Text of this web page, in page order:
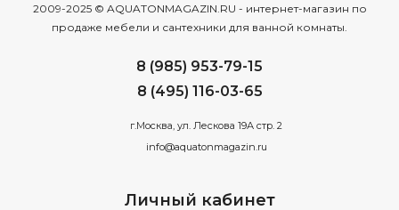
2009-2025 © AQUATONMAGAZIN.RU - интернет-магазин по
продаже мебели и сантехники для ванной комнаты.
8 (985) 953-79-15
8 (495) 116-03-65
г.Москва, ул. Лескова 19А стр. 2
info@aquatonmagazin.ru
Личный кабинет